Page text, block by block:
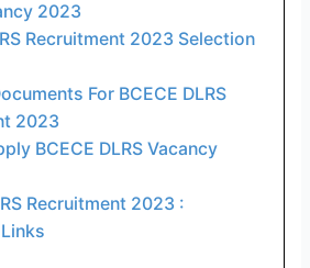
2023
Recruitment 2023 Selection
For BCECE DLRS
2023
BCECE DLRS Vacancy
Recruitment 2023 :